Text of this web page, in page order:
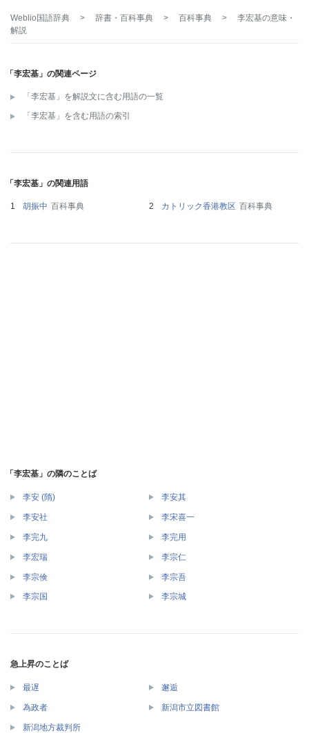
Weblio国語辞典 > 辞書・百科事典 > 百科事典 > 李宏基の意味・
解説
「李宏基」の関連ページ
「李宏基」を解説文に含む用語の一覧
「李宏基」を含む用語の索引
「李宏基」の関連用語
胡振中 百科事典 カトリック香港教区 百科事典
「李宏基」の隣のことば
李安 (隋) 李安其
李安社 李宋喜一
李完九 李完用
李宏瑞 李宗仁
李宗倹 李宗吾
李宗国 李宗城
急上昇のことば
最遅 邂逅
為政者 新潟市立図書館
新潟地方裁判所